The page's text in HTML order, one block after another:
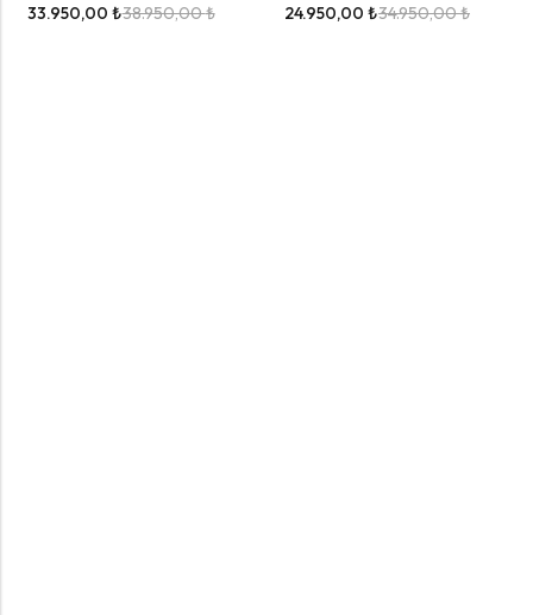
33.950,00 ₺38.950,00₺
24.950,00 ₺34.950,00₺